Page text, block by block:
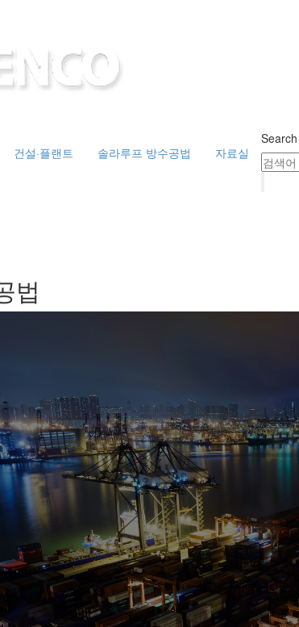
건설·플랜트 솔라루프 방수공법 자료실
Search
법